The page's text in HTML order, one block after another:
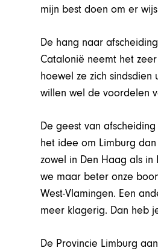
mijn best doen om er
De hang naar
Catalonië neemt het
hoewel ze zich
willen wel de voordelen
De geest van
het idee om Limburg
zowel in Den Haag als in
we maar beter onze
West-Vlamingen. Een
meer klagerig. Dan heb
De Provincie Limburg